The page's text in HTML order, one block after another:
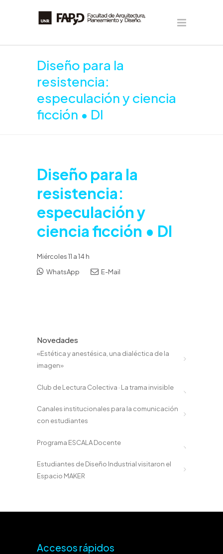
Diseño para la
resistencia:
especulación y ciencia
ficción • DI
Diseño para la
resistencia:
especulación y
ciencia ficción • DI
Miércoles 11 a 14 h
WhatsApp
E-Mail
Novedades
«Estética y anestésica, una dialéctica de la
imagen»
Club de Lectura Colectiva · La trama invisible
Canales institucionales para la comunicación
con estudiantes
Programa ESCALA Docente
Estudiantes de Diseño Industrial visitaron el
Espacio MAKER
Accesos rápidos